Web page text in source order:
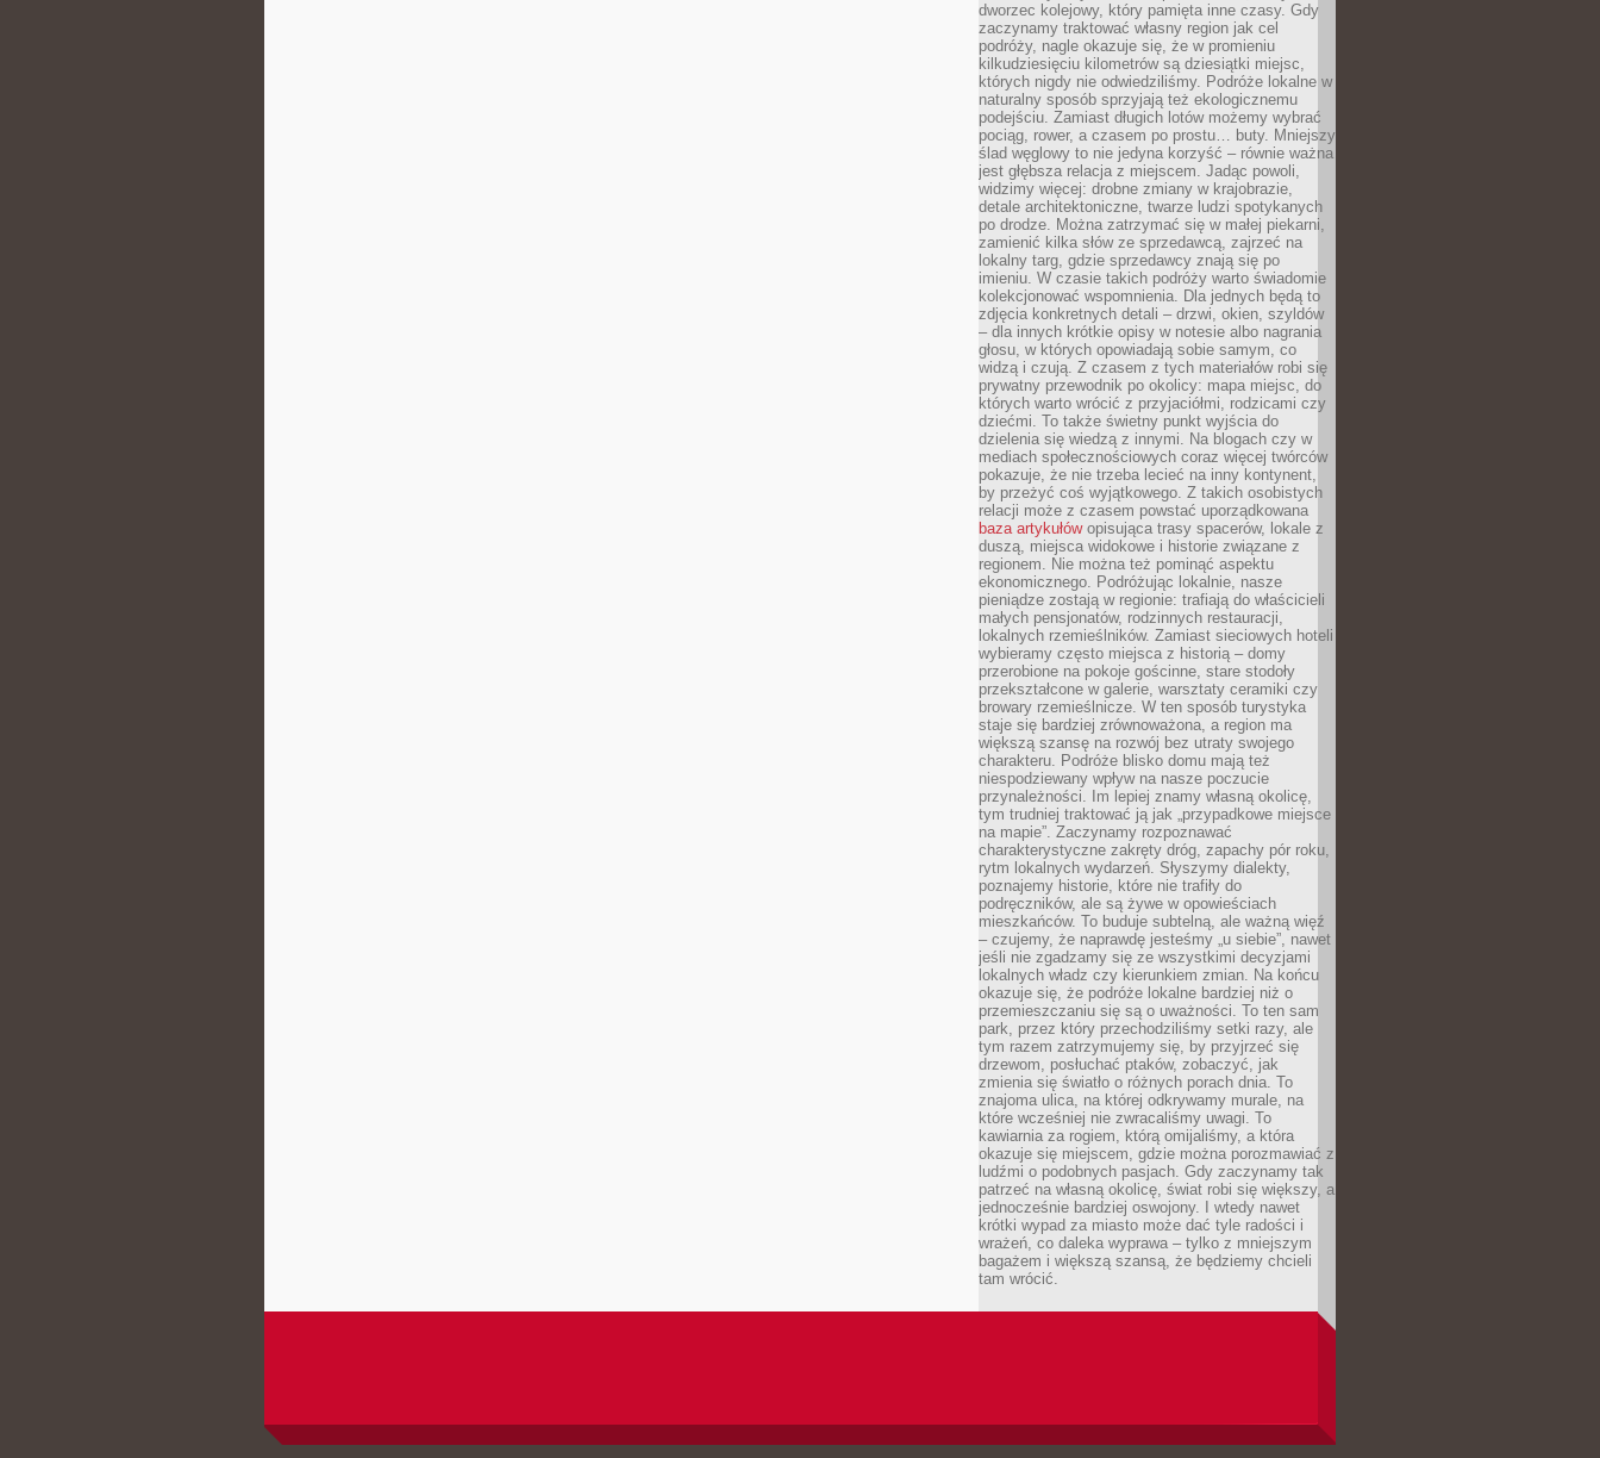
dworzec kolejowy, który pamięta inne czasy. Gdy
zaczynamy traktować własny region jak cel
podróży, nagle okazuje się, że w promieniu
kilkudziesięciu kilometrów są dziesiątki miejsc,
których nigdy nie odwiedziliśmy. Podróże lokalne w
naturalny sposób sprzyjają też ekologicznemu
podejściu. Zamiast długich lotów możemy wybrać
pociąg, rower, a czasem po prostu… buty. Mniejszy
ślad węglowy to nie jedyna korzyść – równie ważna
jest głębsza relacja z miejscem. Jadąc powoli,
widzimy więcej: drobne zmiany w krajobrazie,
detale architektoniczne, twarze ludzi spotykanych
po drodze. Można zatrzymać się w małej piekarni,
zamienić kilka słów ze sprzedawcą, zajrzeć na
lokalny targ, gdzie sprzedawcy znają się po
imieniu. W czasie takich podróży warto świadomie
kolekcjonować wspomnienia. Dla jednych będą to
zdjęcia konkretnych detali – drzwi, okien, szyldów
– dla innych krótkie opisy w notesie albo nagrania
głosu, w których opowiadają sobie samym, co
widzą i czują. Z czasem z tych materiałów robi się
prywatny przewodnik po okolicy: mapa miejsc, do
których warto wrócić z przyjaciółmi, rodzicami czy
dziećmi. To także świetny punkt wyjścia do
dzielenia się wiedzą z innymi. Na blogach czy w
mediach społecznościowych coraz więcej twórców
pokazuje, że nie trzeba lecieć na inny kontynent,
by przeżyć coś wyjątkowego. Z takich osobistych
relacji może z czasem powstać uporządkowana
baza artykułówopisująca trasy spacerów, lokale z
duszą, miejsca widokowe i historie związane z
regionem. Nie można też pominąć aspektu
ekonomicznego. Podróżując lokalnie, nasze
pieniądze zostają w regionie: trafiają do właścicieli
małych pensjonatów, rodzinnych restauracji,
lokalnych rzemieślników. Zamiast sieciowych hoteli
wybieramy często miejsca z historią – domy
przerobione na pokoje gościnne, stare stodoły
przekształcone w galerie, warsztaty ceramiki czy
browary rzemieślnicze. W ten sposób turystyka
staje się bardziej zrównoważona, a region ma
większą szansę na rozwój bez utraty swojego
charakteru. Podróże blisko domu mają też
niespodziewany wpływ na nasze poczucie
przynależności. Im lepiej znamy własną okolicę,
tym trudniej traktować ją jak „przypadkowe miejsce
na mapie”. Zaczynamy rozpoznawać
charakterystyczne zakręty dróg, zapachy pór roku,
rytm lokalnych wydarzeń. Słyszymy dialekty,
poznajemy historie, które nie trafiły do
podręczników, ale są żywe w opowieściach
mieszkańców. To buduje subtelną, ale ważną więź
– czujemy, że naprawdę jesteśmy „u siebie”, nawet
jeśli nie zgadzamy się ze wszystkimi decyzjami
lokalnych władz czy kierunkiem zmian. Na końcu
okazuje się, że podróże lokalne bardziej niż o
przemieszczaniu się są o uważności. To ten sam
park, przez który przechodziliśmy setki razy, ale
tym razem zatrzymujemy się, by przyjrzeć się
drzewom, posłuchać ptaków, zobaczyć, jak
zmienia się światło o różnych porach dnia. To
znajoma ulica, na której odkrywamy murale, na
które wcześniej nie zwracaliśmy uwagi. To
kawiarnia za rogiem, którą omijaliśmy, a która
okazuje się miejscem, gdzie można porozmawiać z
ludźmi o podobnych pasjach. Gdy zaczynamy tak
patrzeć na własną okolicę, świat robi się większy, a
jednocześnie bardziej oswojony. I wtedy nawet
krótki wypad za miasto może dać tyle radości i
wrażeń, co daleka wyprawa – tylko z mniejszym
bagażem i większą szansą, że będziemy chcieli
tam wrócić.